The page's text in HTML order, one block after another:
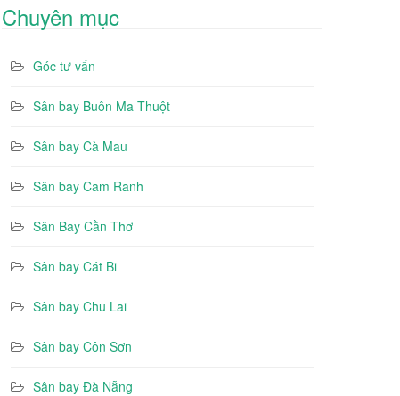
Chuyên mục
Góc tư vấn
Sân bay Buôn Ma Thuột
Sân bay Cà Mau
Sân bay Cam Ranh
Sân Bay Cần Thơ
Sân bay Cát Bi
Sân bay Chu Lai
Sân bay Côn Sơn
Sân bay Đà Nẵng